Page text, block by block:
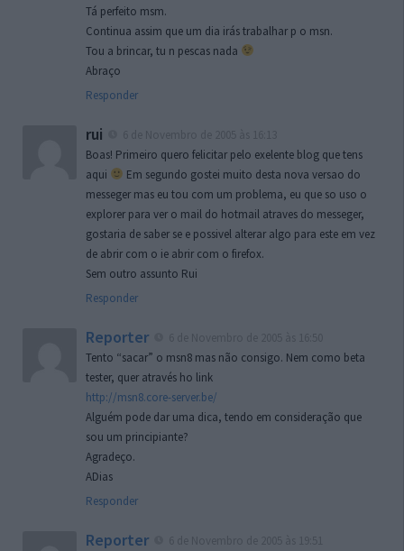
Tá perfeito msm.
Continua assim que um dia irás trabalhar p o msn.
Tou a brincar, tu n pescas nada
Abraço
Responder
rui
Boas! Primeiro quero felicitar pelo exelente blog que tens
aqui
Em segundo gostei muito desta nova versao do
messeger mas eu tou com um problema, eu que so uso o
explorer para ver o mail do hotmail atraves do messeger,
gostaria de saber se e possivel alterar algo para este em vez
de abrir com o ie abrir com o firefox.
Sem outro assunto Rui
Responder
Reporter
Tento “sacar” o msn8 mas não consigo. Nem como beta
tester, quer através ho link
http://msn8.core-server.be/
Alguém pode dar uma dica, tendo em consideração que
sou um principiante?
Agradeço.
ADias
Responder
Reporter